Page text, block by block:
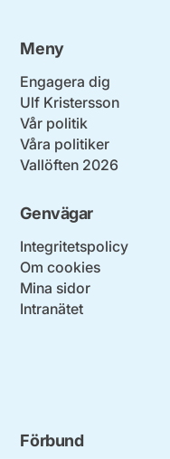
Meny
Engagera dig
Ulf Kristersson
Vår politik
Våra politiker
Vallöften 2026
Genvägar
Integritetspolicy
Om cookies
Mina sidor
Intranätet
Förbund